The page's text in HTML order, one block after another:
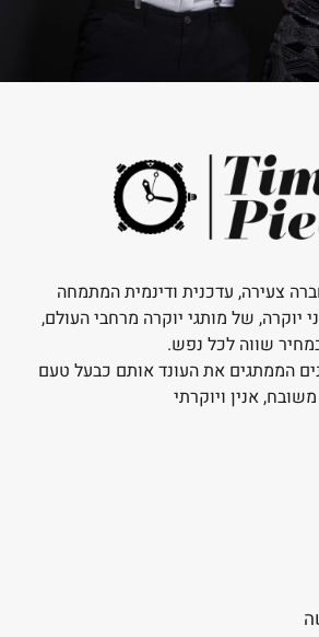
צעירה, עדכנית ודינמית המתמחה
יוקרה, של מותגי יוקרה מרחבי העולם,
שווה לכל נפש.
הממתגים את העונד אותם כבעל טעם
אנין ויוקרתי